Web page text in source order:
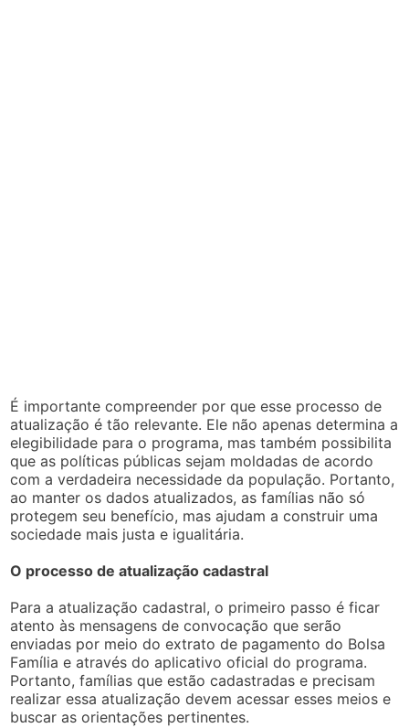
É importante compreender por que esse processo de
atualização é tão relevante. Ele não apenas determina a
elegibilidade para o programa, mas também possibilita
que as políticas públicas sejam moldadas de acordo
com a verdadeira necessidade da população. Portanto,
ao manter os dados atualizados, as famílias não só
protegem seu benefício, mas ajudam a construir uma
sociedade mais justa e igualitária.
O processo de atualização cadastral
Para a atualização cadastral, o primeiro passo é ficar
atento às mensagens de convocação que serão
enviadas por meio do extrato de pagamento do Bolsa
Família e através do aplicativo oficial do programa.
Portanto, famílias que estão cadastradas e precisam
realizar essa atualização devem acessar esses meios e
buscar as orientações pertinentes.